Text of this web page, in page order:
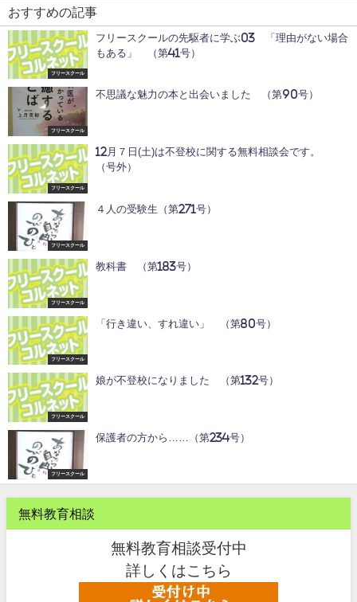
おすすめの記事
フリースクール
フリースクールの先駆者に学ぶ03 「理由がない場合
もある」 （第41号）
フリースクール
不思議な魅力の本と出会いました （第90号）
フリースクール
12月７日(土)は不登校に関する無料相談会です。
（号外）
フリースクール
４人の受験生（第271号）
フリースクール
教科書 （第183号）
フリースクール
「行き違い、すれ違い」 （第80号）
フリースクール
娘が不登校になりました （第132号）
フリースクール
保護者の方から……（第234号）
無料教育相談
無料教育相談受付中
詳しくはこちら